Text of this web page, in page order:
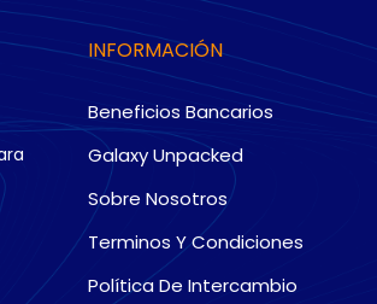
INFORMACIÓN
Beneficios Bancarios
Galaxy Unpacked
Sobre Nosotros
Terminos Y Condiciones
Política De Intercambio